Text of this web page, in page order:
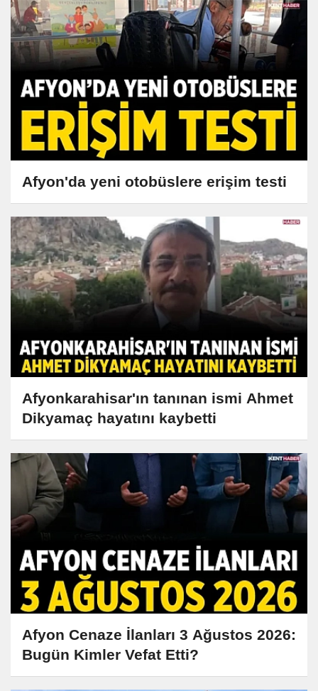
Afyon'da yeni otobüslere erişim testi
Afyonkarahisar'ın tanınan ismi Ahmet
Dikyamaç hayatını kaybetti
Afyon Cenaze İlanları 3 Ağustos 2026:
Bugün Kimler Vefat Etti?